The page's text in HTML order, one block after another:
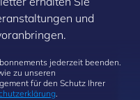
und
jederzeit beenden.
zu unseren
für den Schutz Ihrer
.